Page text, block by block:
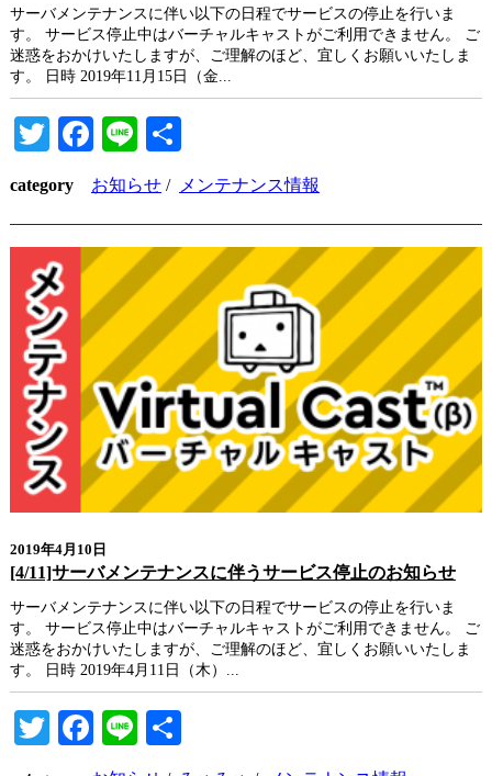
サーバメンテナンスに伴い以下の日程でサービスの停止を行いま
す。 サービス停止中はバーチャルキャストがご利用できません。 ご
迷惑をおかけいたしますが、ご理解のほど、宜しくお願いいたしま
す。 日時 2019年11月15日（金...
TwitterFacebook
Line
有
category お知らせ/ メンテナンス情報
2019年4月10日
[4/11]サーバメンテナンスに伴うサービス停止のお知らせ
サーバメンテナンスに伴い以下の日程でサービスの停止を行いま
す。 サービス停止中はバーチャルキャストがご利用できません。 ご
迷惑をおかけいたしますが、ご理解のほど、宜しくお願いいたしま
す。 日時 2019年4月11日（木）...
TwitterFacebook
Line
有